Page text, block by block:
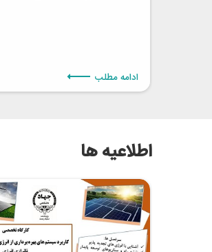
ادامه مطلب
اطلاعیه ها